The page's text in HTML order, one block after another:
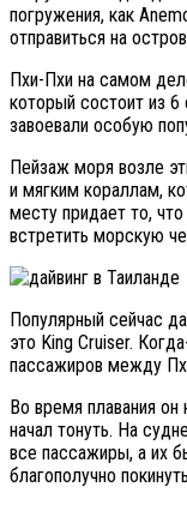
погружения, как
отправиться на
Пхи-Пхи на самом
который состоит из
завоевали особую
Пейзаж моря возле
и мягким кораллам,
месту придает то,
встретить морскую
Популярный сейчас
это King Cruiser.
пассажиров между
Во время плавания
начал тонуть. На
все пассажиры, а их
благополучно